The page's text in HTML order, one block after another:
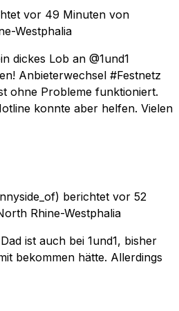
vor 49 Minuten von
Westphalia
dickes Lob an @1und1
Anbieterwechsel #Festnetz
ohne Probleme funktioniert.
konnte aber helfen. Vielen
berichtet vor 52
Rhine-Westphalia
ist auch bei 1und1, bisher
bekommen hätte. Allerdings